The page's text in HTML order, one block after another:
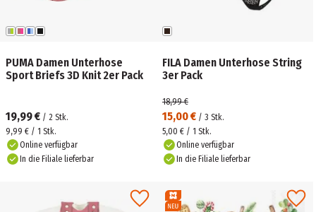
PUMA Damen Unterhose
Sport Briefs 3D Knit 2er Pack
19,99 € / 2 Stk.
9,99 € / 1 Stk.
Online verfügbar
In die Filiale lieferbar
FILA Damen Unterhose String
3er Pack
15,00 € / 3 Stk.
18,99 €
5,00 € / 1 Stk.
Online verfügbar
In die Filiale lieferbar